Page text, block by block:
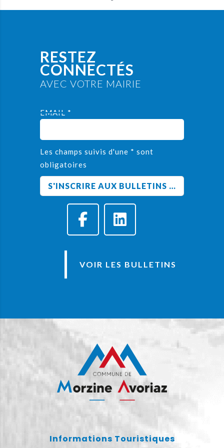
RESTEZ
CONNECTÉS
AVEC VOTRE MAIRIE
EMAIL *
Les champs suivis d'une * sont
obligatoires
VOIR LES BULLETINS
Informations Touristiques